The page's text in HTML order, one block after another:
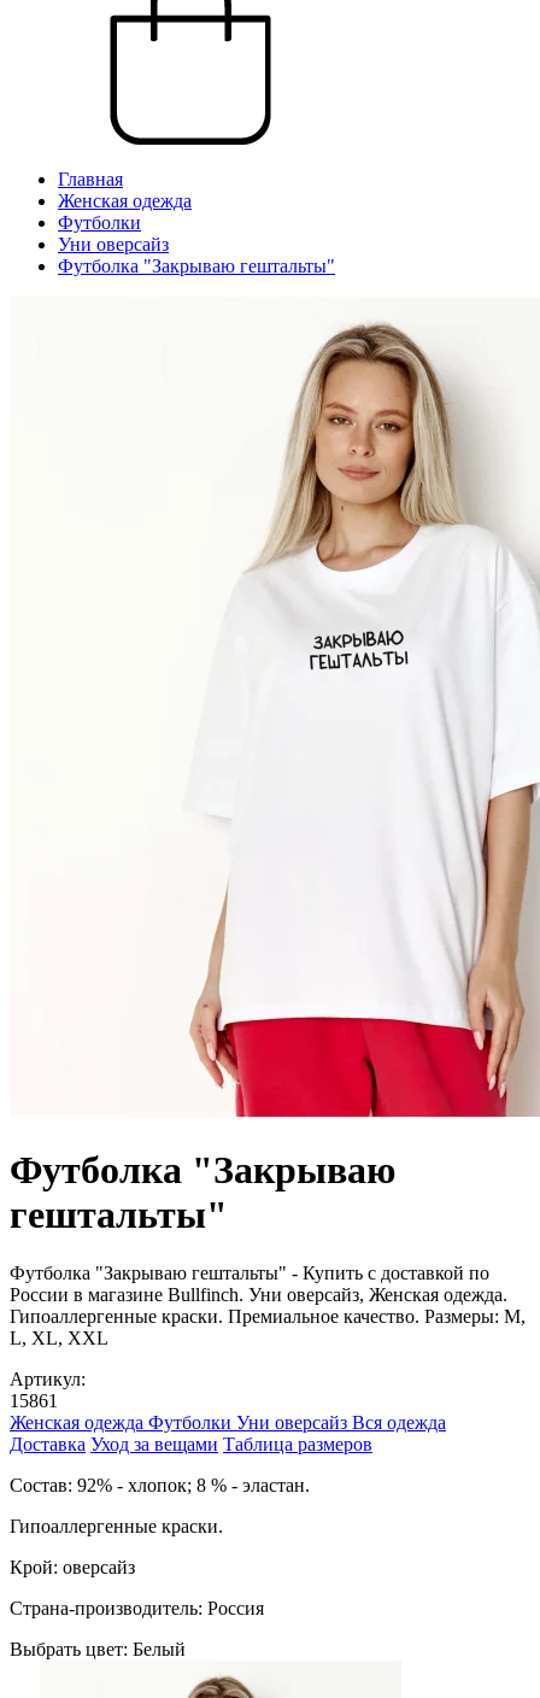
Главная
Женская одежда
Футболки
Уни оверсайз
Футболка "Закрываю гештальты"
Футболка "Закрываю
гештальты"
Футболка "Закрываю гештальты" - Купить с доставкой по
России в магазине Bullfinch. Уни оверсайз, Женская одежда.
Гипоаллергенные краски. Премиальное качество. Размеры: M,
L, XL, XXL
Артикул:
15861
Женская одежда Футболки Уни оверсайз Вся одежда
Доставка Уход за вещами Таблица размеров
Cостав: 92% - хлопок; 8 % - эластан.
Гипоаллергенные краски.
Крой: оверсайз
Страна-производитель: Россия
Выбрать цвет: Белый